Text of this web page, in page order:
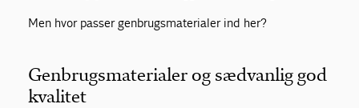
Men hvor passer genbrugsmaterialer ind her?
Genbrugsmaterialer og sædvanlig god
kvalitet